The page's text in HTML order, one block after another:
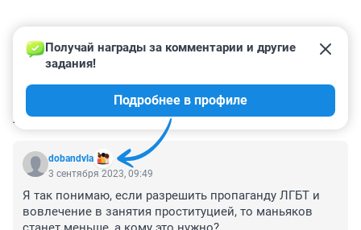
КОММЕНТАРИИ 113
dobandvla
Получай награды за комментарии и другие
задания!
Подробнее в профиле
3 сентября 2023, 09:49
Я так понимаю, если разрешить пропаганду ЛГБТ и
вовлечение в занятия проституцией, то маньяков